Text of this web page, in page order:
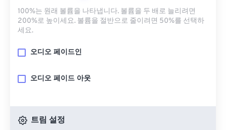
100%는 원래 볼륨을 나타냅니다. 볼륨을 두 배로 늘리려면
200%로 높이세요. 볼륨을 절반으로 줄이려면 50%를 선택하
세요.
오디오 페이드인
오디오 페이드 아웃
트림 설정